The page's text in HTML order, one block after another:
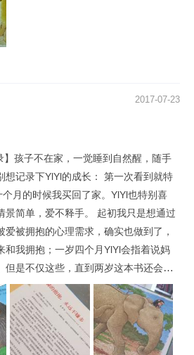
比无字书多了三个词：妈妈，宝宝，抱
是小猩猩在森林里一路上看到各种相亲
都在热切地拥抱，诉说着彼此浓烈的无
故事。 说起《抱抱》这本绘
鸭子达克”系列可是一直在很多妈妈和小
传着，毕竟鸭子达克荣获过不少奖项和
家图书馆协会推荐的童书。《抱抱》的
作者杰兹·阿波罗。 杰兹·阿波罗
。在他小时候，一位访客送他的几支铅
引起了他对绘画的兴趣。虽然他一直不
，但是他不曾忘记那份感激和鼓励，内
·阿波罗曾经说过：“有
孩子写作绘本，我本身没有小孩，我创
己。”这句话充分表达了绘本大师杰兹·
。我想我们可以从《抱抱》这本绘本中
2017-07-23
】孩子不在家，一觉睡到自然醒，随手
想记录下YlYl的成长： 第一次看到就特
月的时候我买回了家。YlYl也特别喜
景简单，爱不释手。 起初我只是想通过
爱被拥抱的心理需求，确实也做到了，
和我拥抱；一岁四个月YlYl会指着说妈
但是不仅这些，直到两岁这本书还会得
。每次游泳回家都会穿一段小公园，1
小森林”，那时会把书上的小动物都说一
其他的小动物。 两岁一直到两岁三个
外的：YlYl自己去书柜拿出书做到床上